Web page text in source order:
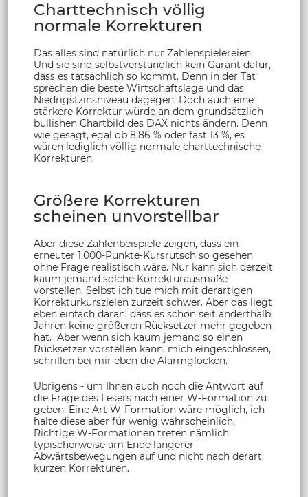
Charttechnisch völlig
normale Korrekturen
Das alles sind natürlich nur Zahlenspielereien.
Und sie sind selbstverständlich kein Garant dafür,
dass es tatsächlich so kommt. Denn in der Tat
sprechen die beste Wirtschaftslage und das
Niedrigstzinsniveau dagegen. Doch auch eine
stärkere Korrektur würde an dem grundsätzlich
bullishen Chartbild des DAX nichts ändern. Denn
wie gesagt, egal ob 8,86 % oder fast 13 %, es
wären lediglich völlig normale charttechnische
Korrekturen.
Größere Korrekturen
scheinen unvorstellbar
Aber diese Zahlenbeispiele zeigen, dass ein
erneuter 1.000-Punkte-Kursrutsch so gesehen
ohne Frage realistisch wäre. Nur kann sich derzeit
kaum jemand solche Korrekturausmaße
vorstellen. Selbst ich tue mich mit derartigen
Korrekturkurszielen zurzeit schwer. Aber das liegt
eben einfach daran, dass es schon seit anderthalb
Jahren keine größeren Rücksetzer mehr gegeben
hat. Aber wenn sich kaum jemand so einen
Rücksetzer vorstellen kann, mich eingeschlossen,
schrillen bei mir eben die Alarmglocken.
Übrigens - um Ihnen auch noch die Antwort auf
die Frage des Lesers nach einer W-Formation zu
geben: Eine Art W-Formation wäre möglich, ich
halte diese aber für wenig wahrscheinlich.
Richtige W-Formationen treten nämlich
typischerweise am Ende längerer
Abwärtsbewegungen auf und nicht nach derart
kurzen Korrekturen.